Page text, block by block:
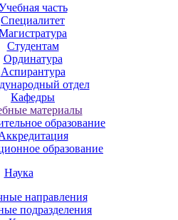
часть
Специалитет
Студентам
Ординатура
Аспирантура
отдел
Кафедры
материалы
образование
образование
Наука
направления
подразделения